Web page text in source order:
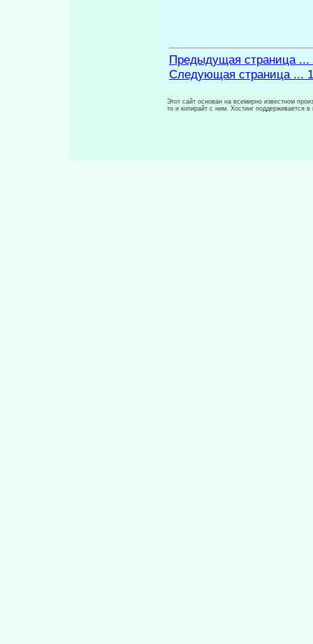
Предыдущая страница ...
Следующая страница ...
Этот сайт основан на всемирно известном
то и копирайт с ним. Хостинг поддерживается